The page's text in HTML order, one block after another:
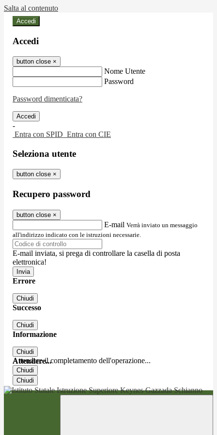
Salta al contenuto
Accedi
Accedi
button close ×
Nome Utente
Password
Password dimenticata?
-
Entra con SPID Entra con CIE
Seleziona utente
button close ×
Recupero password
button close ×
E-mail Verrà inviato un messaggio
all'indirizzo indicato con le istruzioni necessarie.
E-mail inviata, si prega di controllare la casella di posta
elettronica!
Errore
Chiudi
Successo
Chiudi
Informazione
Chiudi
Attendere...
Attendere il completamento dell'operazione...
Chiudi
Chiudi